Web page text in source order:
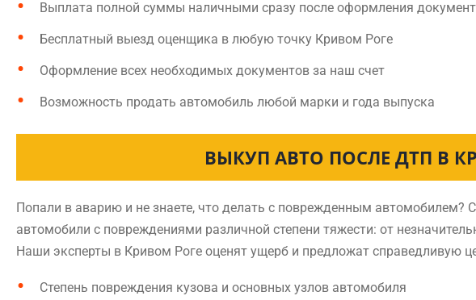
Выплата полной суммы наличными сразу после оформления
Бесплатный выезд оценщика в любую точку Кривом Роге
Оформление всех необходимых документов за наш счет
Возможность продать автомобиль любой марки и года выпуска
ВЫКУП АВТО ПОСЛЕ ДТП В
Попали в аварию и не знаете, что делать с поврежденным
автомобили с повреждениями различной степени тяжести: от
Наши эксперты в Кривом Роге оценят ущерб и предложат справедливую
Степень повреждения кузова и основных узлов автомобиля